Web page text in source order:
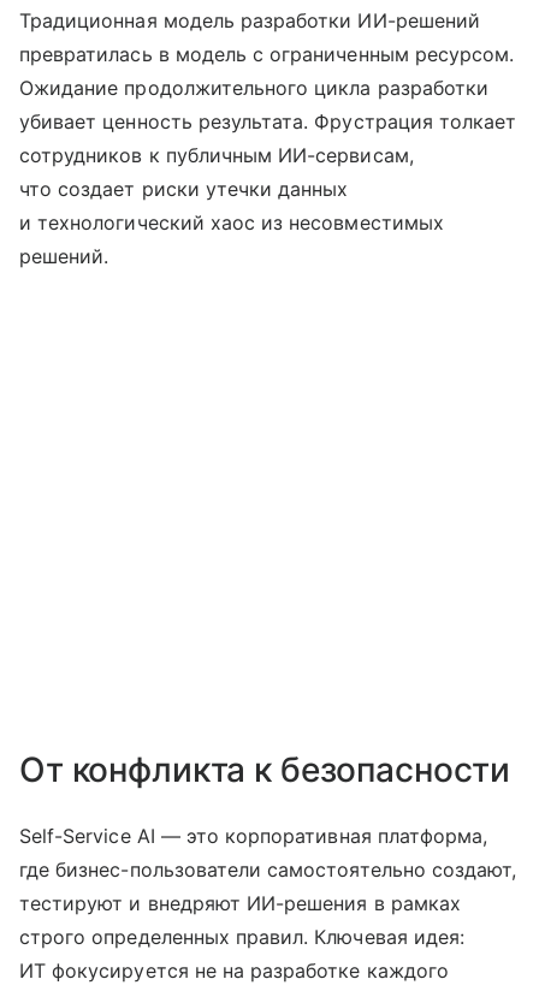
Традиционная модель разработки ИИ-решений
превратилась в модель с ограниченным ресурсом.
Ожидание продолжительного цикла разработки
убивает ценность результата. Фрустрация толкает
сотрудников к публичным ИИ-сервисам,
что создает риски утечки данных
и технологический хаос из несовместимых
решений.
От конфликта к безопасности
Self-Service AI — это корпоративная платформа,
где бизнес-пользователи самостоятельно создают,
тестируют и внедряют ИИ-решения в рамках
строго определенных правил. Ключевая идея:
ИТ фокусируется не на разработке каждого